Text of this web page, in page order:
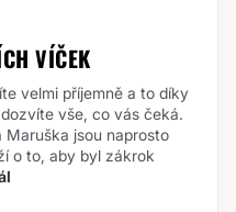
VÍČEK
velmi příjemně a to díky
vše, co vás čeká.
Maruška jsou naprosto
o to, aby byl zákrok